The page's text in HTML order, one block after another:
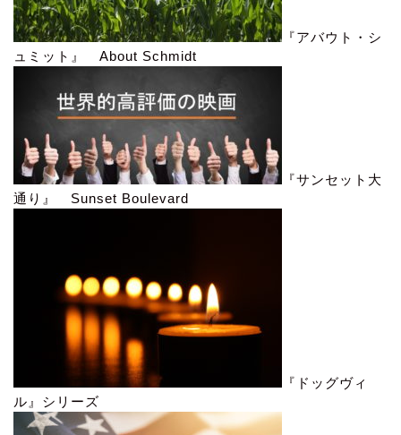
『アバウト・シ
ュミット』 About Schmidt
『サンセット大
通り』 Sunset Boulevard
『ドッグヴィ
ル』シリーズ